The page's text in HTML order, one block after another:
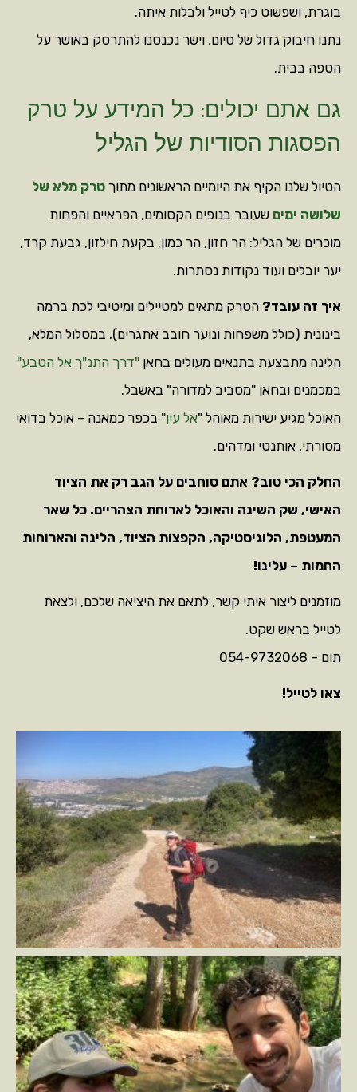
בוגרת, ושפשוט כיף לטייל ולבלות איתה.
נתנו חיבוק גדול של סיום, וישר נכנסנו להתרסק באושר על
הספה בבית.
גם אתם יכולים: כל המידע על טרק
הפסגות הסודיות של הגליל
הטיול שלנו הקיף את היומיים הראשונים מתוך טרק מלא של
שלושה ימים שעובר בנופים הקסומים, הפראיים והפחות
מוכרים של הגליל: הר חזון, הר כמון, בקעת חילזון, גבעת קרד,
יער יובלים ועוד נקודות נסתרות.
איך זה עובד? הטרק מתאים למטיילים ומיטיבי לכת ברמה
בינונית (כולל משפחות ונוער חובב אתגרים). במסלול המלא,
הלינה מתבצעת בתנאים מעולים בחאן "דרך התנ"ך אל הטבע"
במכמנים ובחאן "מסביב למדורה" באשבל.
האוכל מגיע ישירות מאוהל "אל עין" בכפר כמאנה – אוכל בדואי
מסורתי, אותנטי ומדהים.
החלק הכי טוב? אתם סוחבים על הגב רק את הציוד
האישי, שק השינה והאוכל לארוחת הצהריים. כל שאר
המעטפת, הלוגיסטיקה, הקפצות הציוד, הלינה והארוחות
החמות – עלינו!
מוזמנים ליצור איתי קשר, לתאם את היציאה שלכם, ולצאת
לטייל בראש שקט.
תום – 054-9732068
צאו לטייל!